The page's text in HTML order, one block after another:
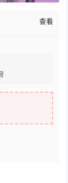
查看